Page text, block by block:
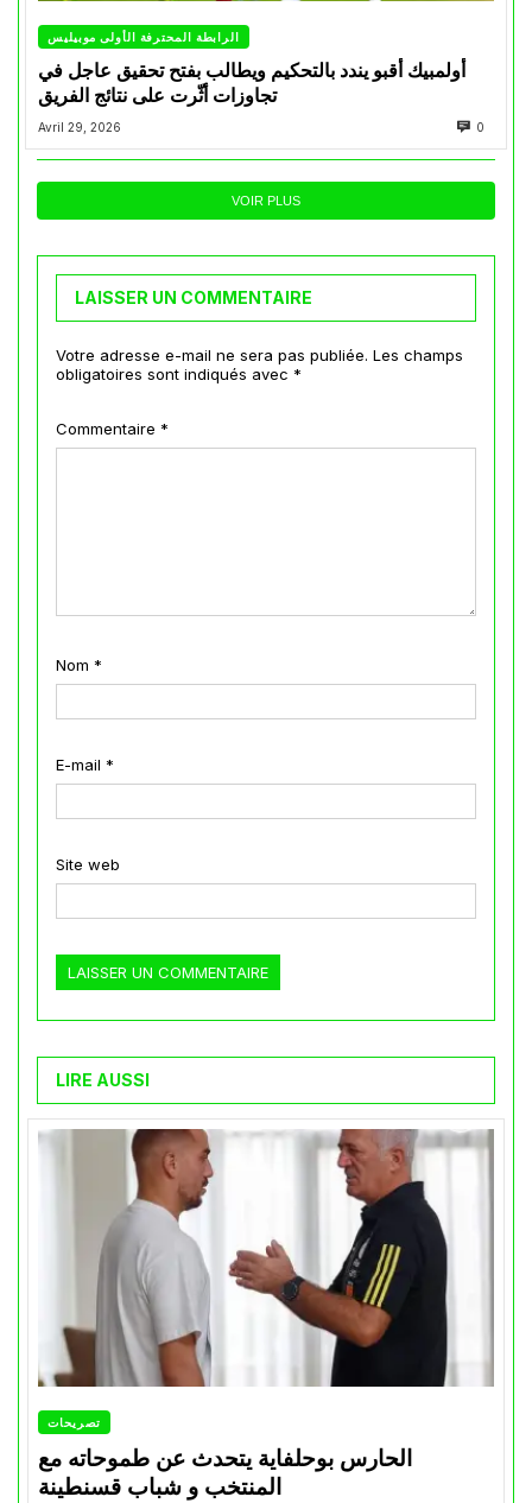
الرابطة المحترفة الأولى موبيليس
أولمبيك أقبو يندد بالتحكيم ويطالب بفتح تحقيق عاجل في
تجاوزات أثّرت على نتائج الفريق
Avril 29, 2026 0
VOIR PLUS
LAISSER UN COMMENTAIRE
Votre adresse e-mail ne sera pas publiée. Les champs
obligatoires sont indiqués avec *
Commentaire *
Nom *
E-mail *
Site web
LIRE AUSSI
تصريحات
الحارس بوحلفاية يتحدث عن طموحاته مع
المنتخب و شباب قسنطينة